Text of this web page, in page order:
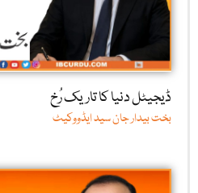
ڈیجیٹل دنیا کا تاریک رُخ
بخت بیدار جان سید ایڈووکیٹ